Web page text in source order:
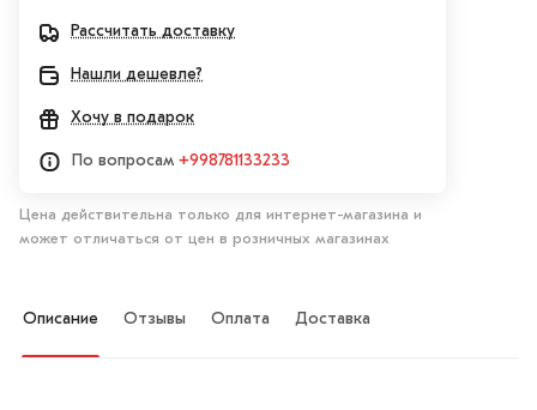
Рассчитать доставку
Нашли дешевле?
Хочу в подарок
По вопросам +998781133233
Цена действительна только для интернет-магазина и
может отличаться от цен в розничных магазинах
Описание Отзывы Оплата Доставка